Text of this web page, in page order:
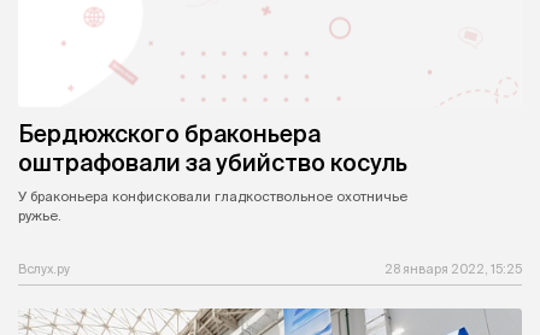
Бердюжского браконьера
оштрафовали за убийство косуль
У браконьера конфисковали гладкоствольное охотничье
ружье.
Вслух.ру 28 января 2022, 15:25